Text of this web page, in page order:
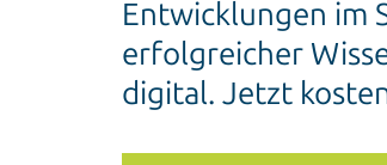
Entwicklungen im
erfolgreicher
digital. Jetzt